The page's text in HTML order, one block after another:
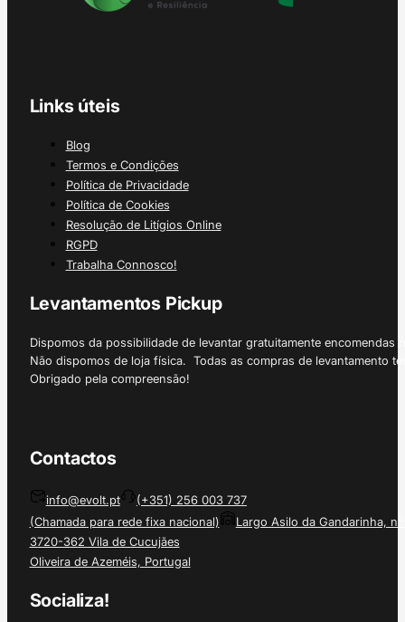
Links úteis
Blog
Termos e Condições
Política de Privacidade
Política de Cookies
Resolução de Litígios Online
RGPD
Trabalha Connosco!
Levantamentos Pickup
Dispomos da possibilidade de levantar gratuitamente
Não dispomos de loja física. Todas as compras de levantamento
Obrigado pela compreensão!
Contactos
info@evolt.pt
(+351) 256 003 737
(Chamada para rede fixa nacional)
Largo Asilo da Gandarinha, nº
3720-362 Vila de Cucujães
Oliveira de Azeméis, Portugal
Socializa!